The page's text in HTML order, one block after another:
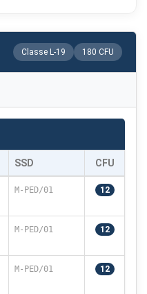
Classe L-19 180 CFU
SSD CFU
M-PED/01 12
M-PED/01 12
M-PED/01 12